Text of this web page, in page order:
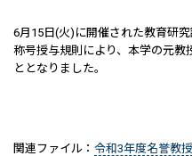
6月15日(火)に開催された教育研
称号授与規則により、本学の元教
ととなりました。
関連ファイル： 令和3年度名誉教授